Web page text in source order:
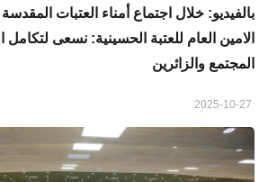
بالفيديو: خلال اجتماع أمناء العتبات
الامين العام للعتبة الحسينية: نسعى لتكامل
المجتمع والزائرين